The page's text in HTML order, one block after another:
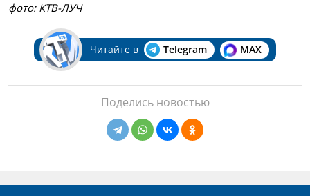
фото: КТВ-ЛУЧ
Читайте в Telegram MAX
Поделись новостью